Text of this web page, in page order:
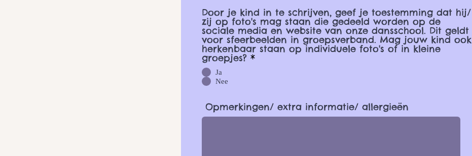
Door je kind in te schrijven, geef je toestemming dat hij/
zij op foto's mag staan die gedeeld worden op de
sociale media en website van onze dansschool. Dit geldt
voor sfeerbeelden in groepsverband. Mag jouw kind ook
herkenbaar staan op individuele foto's of in kleine
groepjes? *
Ja
Nee
Opmerkingen/ extra informatie/ allergieën